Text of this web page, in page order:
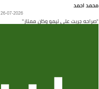
محمد احمد
26-07-2026
"صراحه جربت على تيمو وكان ممتاز"